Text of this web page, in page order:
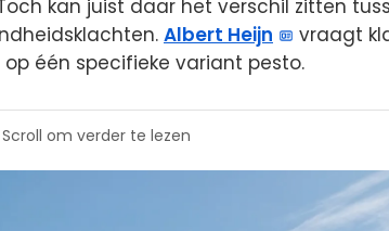
kan juist daar het verschil zitten
Albert Heijn
vraagt
één specifieke variant pesto.
Scroll om verder te lezen